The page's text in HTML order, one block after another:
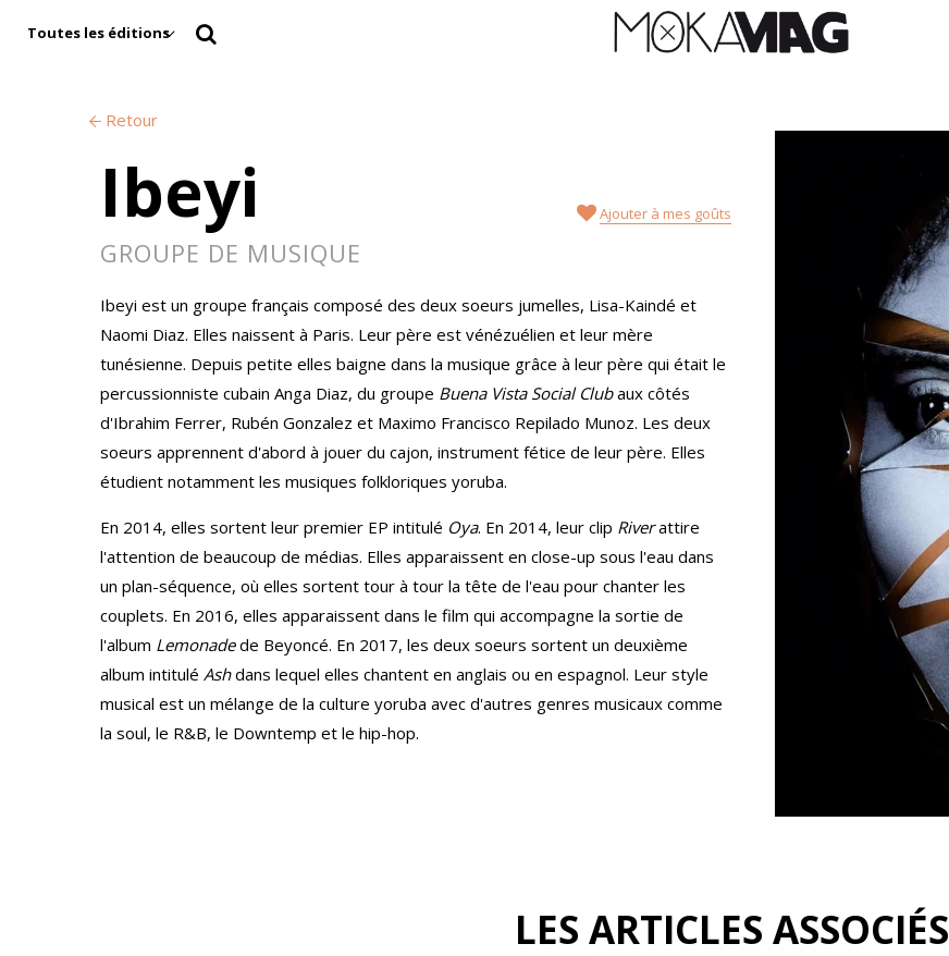
Toutes les éditions
Retour
Ibeyi Ajouter à mes goûts
GROUPE DE MUSIQUE
Ibeyi est un groupe français composé des deux soeurs jumelles, Lisa-Kaindé et
Naomi Diaz. Elles naissent à Paris. Leur père est vénézuélien et leur mère
tunésienne. Depuis petite elles baigne dans la musique grâce à leur père qui était le
percussionniste cubain Anga Diaz, du groupe Buena Vista Social Clubaux côtés
d'Ibrahim Ferrer, Rubén Gonzalez et Maximo Francisco Repilado Munoz. Les deux
soeurs apprennent d'abord à jouer du cajon, instrument fétice de leur père. Elles
étudient notamment les musiques folkloriques yoruba.
En 2014, elles sortent leur premier EP intitulé Oya. En 2014, leur clip Riverattire
l'attention de beaucoup de médias. Elles apparaissent en close-up sous l'eau dans
un plan-séquence, où elles sortent tour à tour la tête de l'eau pour chanter les
couplets. En 2016, elles apparaissent dans le film qui accompagne la sortie de
l'album Lemonadede Beyoncé. En 2017, les deux soeurs sortent un deuxième
album intitulé Ashdans lequel elles chantent en anglais ou en espagnol. Leur style
musical est un mélange de la culture yoruba avec d'autres genres musicaux comme
la soul, le R&B, le Downtemp et le hip-hop.
LES ARTICLES ASSOCIÉS